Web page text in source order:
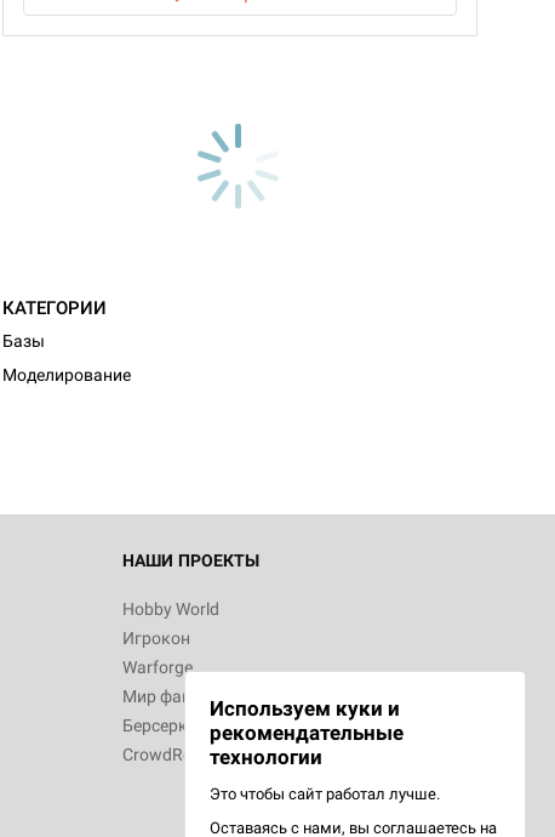
КАТЕГОРИИ
Базы
Моделирование
НАШИ ПРОЕКТЫ
Hobby World
Игрокон
Warforge
Мир фантастики
Берсерк
CrowdRepublic
Используем куки и
рекомендательные
технологии
Это чтобы сайт работал лучше.
Оставаясь с нами, вы соглашаетесь на
Журнал
Братья
Сумерки
Грозовой